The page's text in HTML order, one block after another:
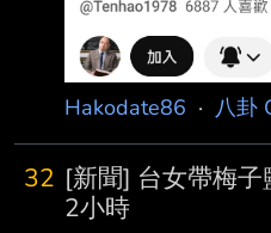
Hakodate86 · 八卦
32 [新聞] 台女帶梅
2小時